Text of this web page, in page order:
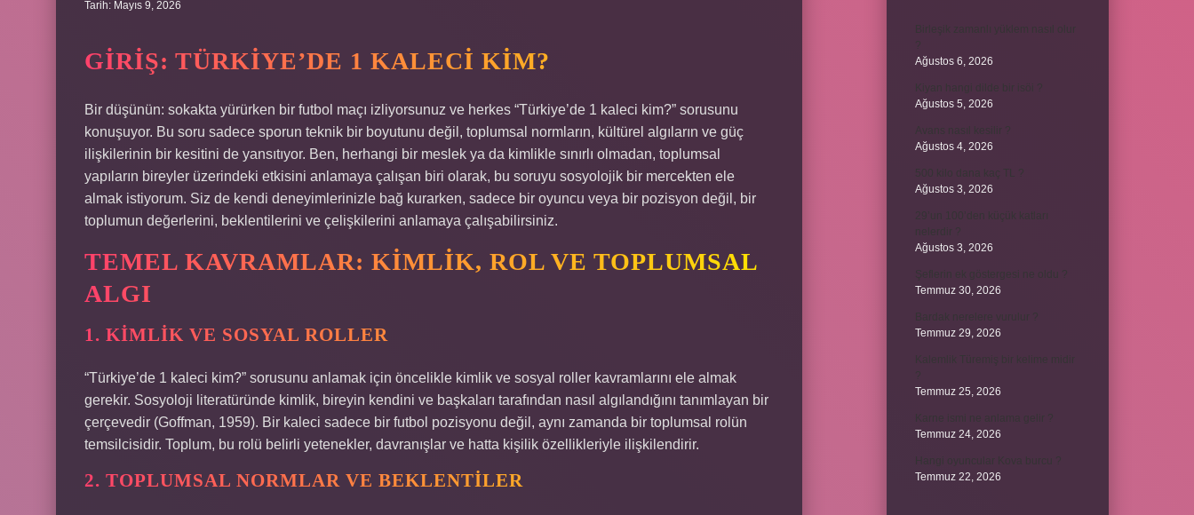
Tarih: Mayıs 9, 2026
GIRIŞ: TÜRKIYE’DE 1 KALECI KIM?
Bir düşünün: sokakta yürürken bir futbol maçı izliyorsunuz ve herkes “Türkiye’de 1 kaleci kim?” sorusunu
konuşuyor. Bu soru sadece sporun teknik bir boyutunu değil, toplumsal normların, kültürel algıların ve güç
ilişkilerinin bir kesitini de yansıtıyor. Ben, herhangi bir meslek ya da kimlikle sınırlı olmadan, toplumsal
yapıların bireyler üzerindeki etkisini anlamaya çalışan biri olarak, bu soruyu sosyolojik bir mercekten ele
almak istiyorum. Siz de kendi deneyimlerinizle bağ kurarken, sadece bir oyuncu veya bir pozisyon değil, bir
toplumun değerlerini, beklentilerini ve çelişkilerini anlamaya çalışabilirsiniz.
TEMEL KAVRAMLAR: KIMLIK, ROL VE TOPLUMSAL
ALGI
1. KIMLIK VE SOSYAL ROLLER
“Türkiye’de 1 kaleci kim?” sorusunu anlamak için öncelikle kimlik ve sosyal roller kavramlarını ele almak
gerekir. Sosyoloji literatüründe kimlik, bireyin kendini ve başkaları tarafından nasıl algılandığını tanımlayan bir
çerçevedir (Goffman, 1959). Bir kaleci sadece bir futbol pozisyonu değil, aynı zamanda bir toplumsal rolün
temsilcisidir. Toplum, bu rolü belirli yetenekler, davranışlar ve hatta kişilik özellikleriyle ilişkilendirir.
2. TOPLUMSAL NORMLAR VE BEKLENTILER
Birleşik zamanlı yüklem nasıl olur
Ağustos 6, 2026
Kiyan hangi dilde bir isöi ?
Ağustos 5, 2026
Ağustos 4, 2026
Ağustos 3, 2026
Ağustos 3, 2026
Temmuz 30, 2026
Temmuz 29, 2026
Temmuz 25, 2026
Temmuz 24, 2026
Temmuz 22, 2026